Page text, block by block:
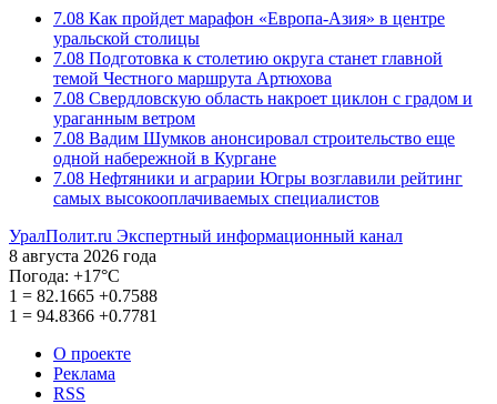
7.08 Как пройдет марафон «Европа-Азия» в центре
уральской столицы
7.08 Подготовка к столетию округа станет главной
темой Честного маршрута Артюхова
7.08 Свердловскую область накроет циклон с градом и
ураганным ветром
7.08 Вадим Шумков анонсировал строительство еще
одной набережной в Кургане
7.08 Нефтяники и аграрии Югры возглавили рейтинг
самых высокооплачиваемых специалистов
УралПолит.ru Экспертный информационный канал
8 августа 2026 года
Погода: +17°С
1 = 82.1665 +0.7588
1 = 94.8366 +0.7781
О проекте
Реклама
RSS